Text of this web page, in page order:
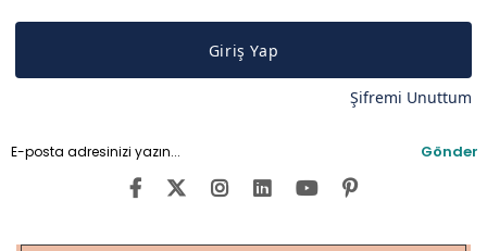
Giriş Yap
Şifremi Unuttum
Gönder